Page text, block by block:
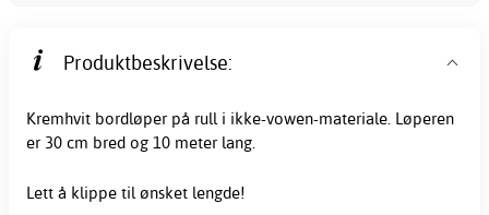
Produktbeskrivelse:
Kremhvit bordløper på rull i ikke-vowen-materiale. Løperen
er 30 cm bred og 10 meter lang.
Lett å klippe til ønsket lengde!